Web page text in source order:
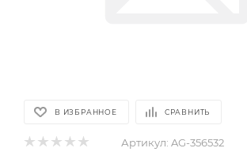
В ИЗБРАННОЕ СРАВНИТЬ
Артикул: AG-356532